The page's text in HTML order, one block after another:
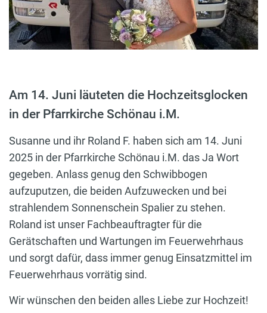
Am 14. Juni läuteten die Hochzeitsglocken
in der Pfarrkirche Schönau i.M.
Susanne und ihr Roland F. haben sich am 14. Juni
2025 in der Pfarrkirche Schönau i.M. das Ja Wort
gegeben. Anlass genug den Schwibbogen
aufzuputzen, die beiden Aufzuwecken und bei
strahlendem Sonnenschein Spalier zu stehen.
Roland ist unser Fachbeauftragter für die
Gerätschaften und Wartungen im Feuerwehrhaus
und sorgt dafür, dass immer genug Einsatzmittel im
Feuerwehrhaus vorrätig sind.
Wir wünschen den beiden alles Liebe zur Hochzeit!